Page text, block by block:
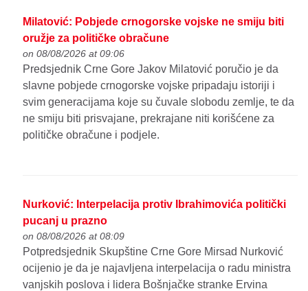
Milatović: Pobjede crnogorske vojske ne smiju biti
oružje za političke obračune
on 08/08/2026 at 09:06
Predsjednik Crne Gore Jakov Milatović poručio je da
slavne pobjede crnogorske vojske pripadaju istoriji i
svim generacijama koje su čuvale slobodu zemlje, te da
ne smiju biti prisvajane, prekrajane niti korišćene za
političke obračune i podjele.
Nurković: Interpelacija protiv Ibrahimovića politički
pucanj u prazno
on 08/08/2026 at 08:09
Potpredsjednik Skupštine Crne Gore Mirsad Nurković
ocijenio je da je najavljena interpelacija o radu ministra
vanjskih poslova i lidera Bošnjačke stranke Ervina